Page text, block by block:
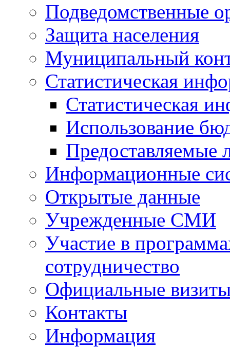
Подведомственные
Защита населения
Муниципальный
Статистическая
Статистическая
Использование
Предоставляемые
Информационные
Открытые данные
Учрежденные СМИ
Участие в
сотрудничество
Официальные
Контакты
Информация